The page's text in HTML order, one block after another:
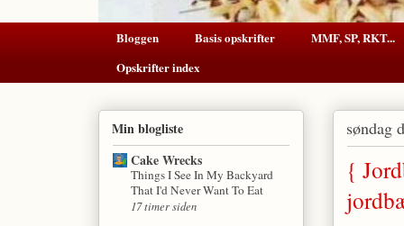
Bloggen Basis opskrifter
MMF, SP, RKT...
Opskrifter index
søndag
{
Min blogliste
Cake Wrecks
Things I See In My Backyard
That I'd Never Want To Eat
17 timer siden